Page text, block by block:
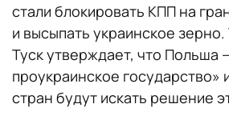
стали блокировать КПП на
и высыпать украинское
Туск утверждает, что Польша
проукраинское государство»
стран будут искать решение